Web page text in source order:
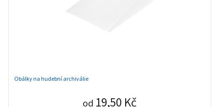
Obálky na hudební archiválie
od 19,50 Kč